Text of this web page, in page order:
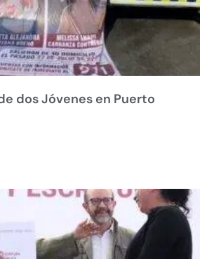
dos Jóvenes en Puerto